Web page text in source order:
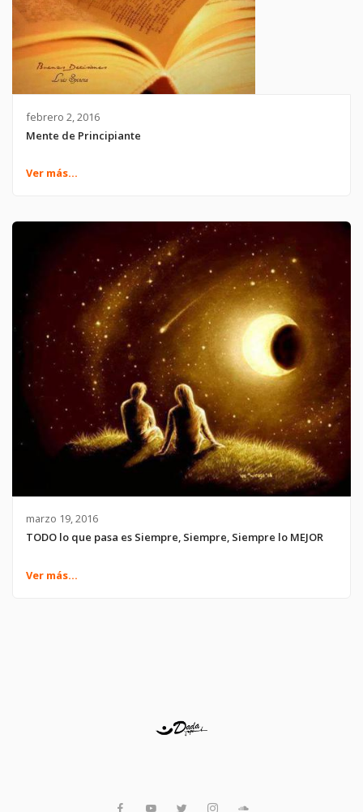
febrero 2, 2016
Mente de Principiante
Ver más...
marzo 19, 2016
TODO lo que pasa es Siempre, Siempre, Siempre lo MEJOR
Ver más...